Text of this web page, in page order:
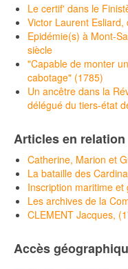
Le certif' dans le
Victor Laurent
Epidémie(s) à Mont-
siècle
"Capable de monter
cabotage" (1785)
Un ancêtre dans la
délégué du tiers-état
Articles en relation
Catherine, Marion et
La bataille des
Inscription maritime et
Les archives de la
CLEMENT Jacques,
Accès